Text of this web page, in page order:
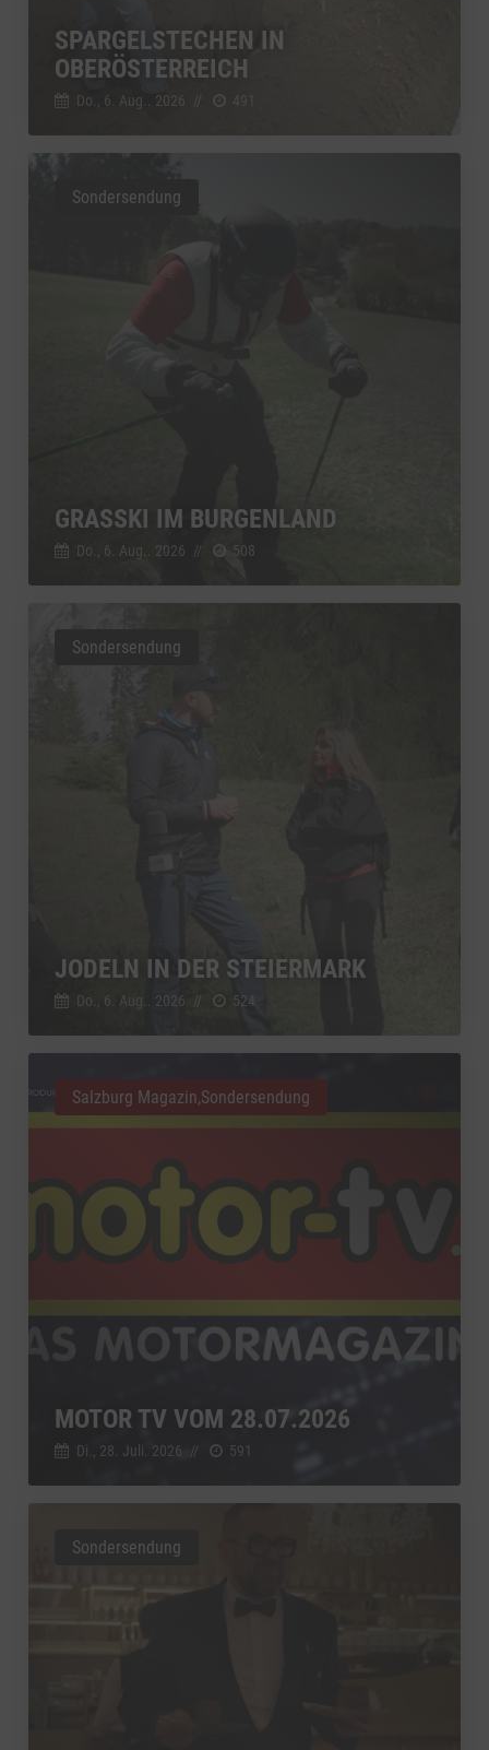
SPARGELSTECHEN IN
OBERÖSTERREICH
Do., 6. Aug.. 2026 491
GRASSKI IM BURGENLAND
Do., 6. Aug.. 2026 // 508
Sondersendung
JODELN IN DER STEIERMARK
Do., 6. Aug.. 2026 // 524
Sondersendung
MOTOR TV VOM 28.07.2026
Di., 28. Juli. 2026 // 591
Salzburg Magazin,Sondersendung
Sondersendung